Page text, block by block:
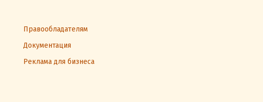
Правообладателям
Документация
Реклама для бизнеса